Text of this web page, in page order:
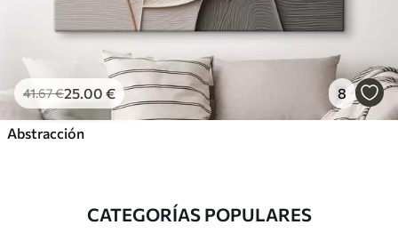
41.67€25.00 € 8
Abstracción
CATEGORÍAS POPULARES